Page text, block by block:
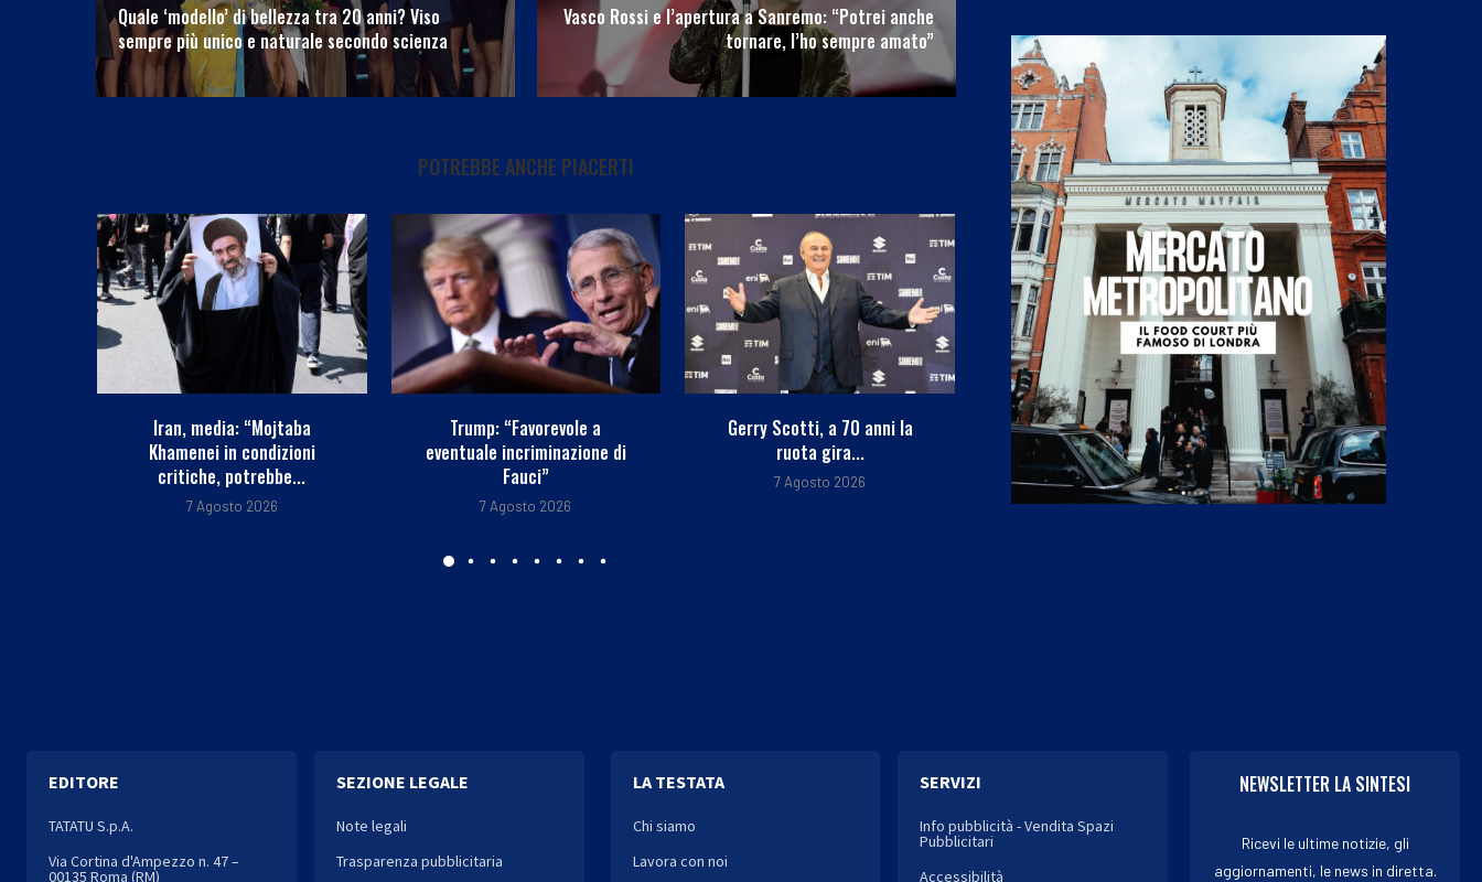
Quale ‘modello’ di bellezza tra 20 anni? Viso
sempre più unico e naturale secondo scienza
Vasco Rossi e l’apertura a Sanremo: “Potrei anche
tornare, l’ho sempre amato”
POTREBBE ANCHE PIACERTI
Trump: “Favorevole a
eventuale incriminazione di
Fauci”
7 Agosto 2026
Gerry Scotti, a 70 anni la
ruota gira...
7 Agosto 2026
Paghi con la carta in vacanza?
10 consigli...
7 Agosto 2026
‘La Ruota della Fortuna’
festeggia i 70 anni...
7 Agosto 2026
Usa, stangata per Meta:
pagare 567
7 Agosto 2026
EDITORE
TATATU S.p.A.
Via Cortina d'Ampezzo n. 47 –
00135 Roma (RM)
SEZIONE LEGALE
Note legali
Trasparenza pubblicitaria
LA TESTATA
Chi siamo
Lavora con noi
SERVIZI
Info pubblicità - Vendita Spazi
Pubblicitari
Accessibilità
NEWSLETTER LA SINTESI
Ricevi le ultime notizie, gli
aggiornamenti, le news in diretta.